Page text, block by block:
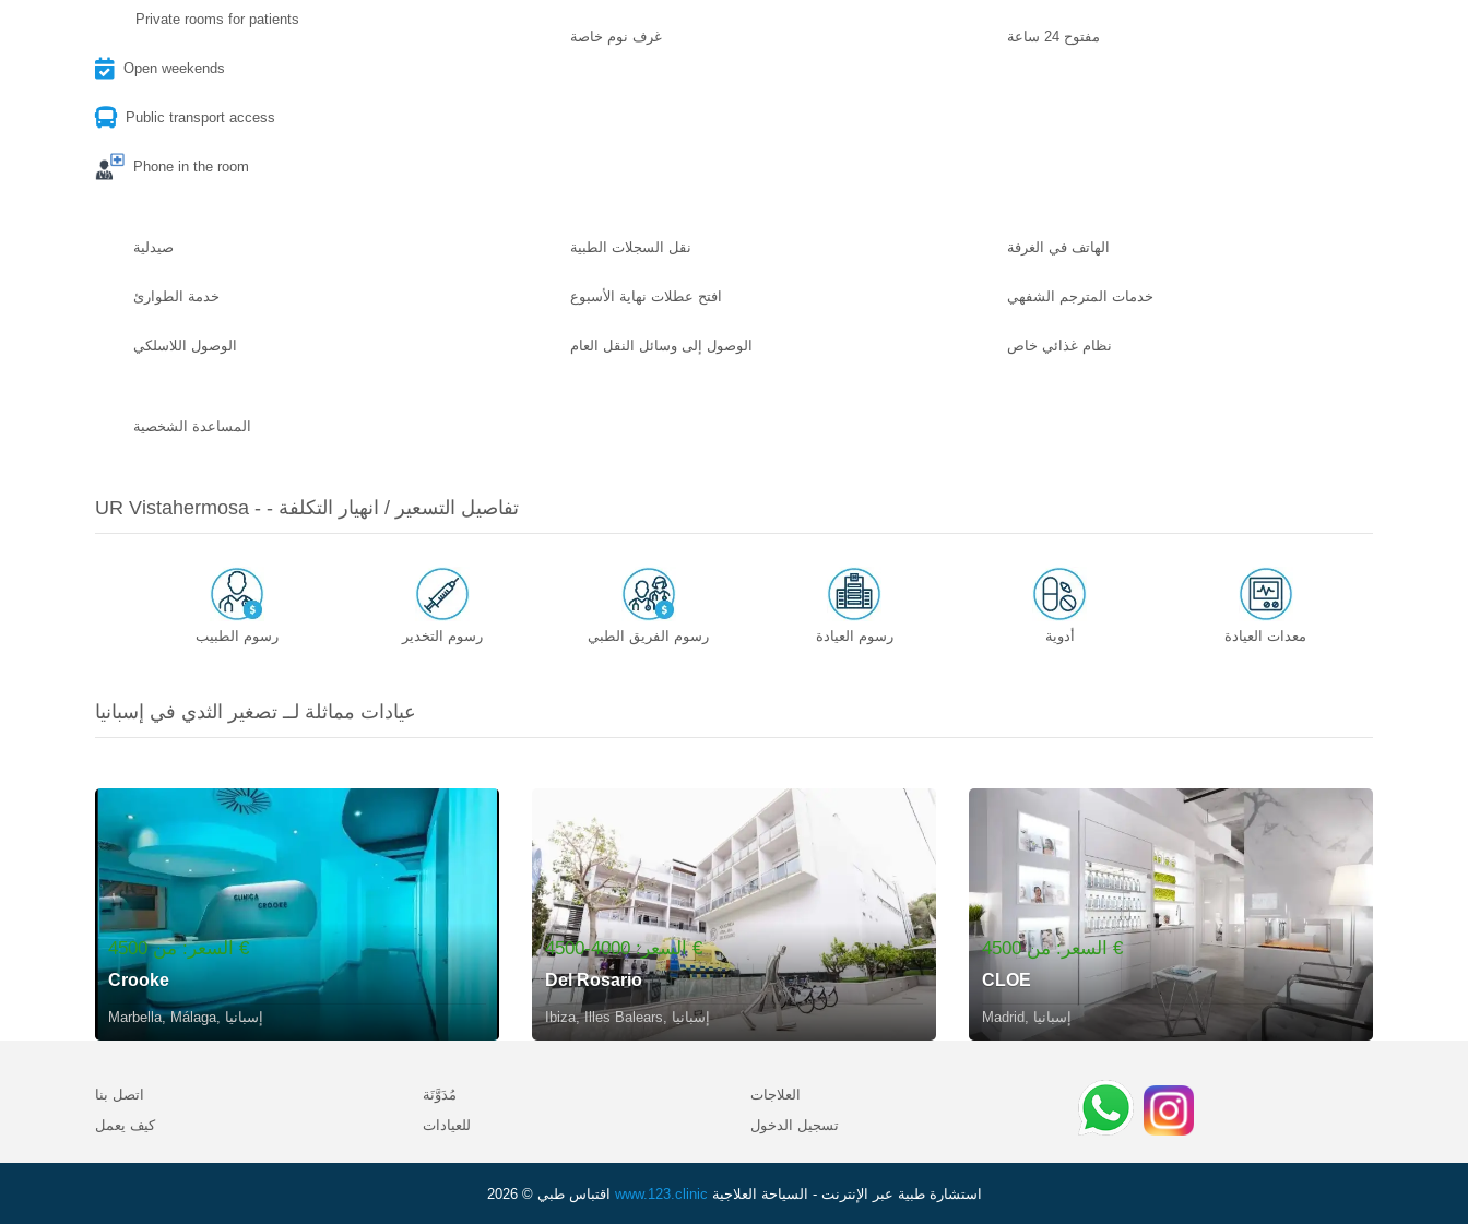
Private rooms for patients
Open weekends
Public transport access
Phone in the room
غرف نوم خاصة مفتوح 24 ساعة
صيدلية
خدمة الطوارئ
الوصول اللاسلكي
نقل السجلات الطبية
افتح عطلات نهاية الأسبوع
الوصول إلى وسائل النقل العام
الهاتف في الغرفة
خدمات المترجم الشفهي
نظام غذائي خاص
المساعدة الشخصية
UR Vistahermosa - - تفاصيل التسعير / انهيار التكلفة
رسوم الطبيب رسوم التخدير رسوم الفريق الطبي رسوم العيادة أدوية معدات العيادة
عيادات مماثلة لــ تصغير الثدي في إسبانيا
السعر: من 4500 €
Crooke
Marbella, Málaga, إسبانيا
السعر: 4000-4500 €
Del Rosario
Ibiza, Illes Balears, إسبانيا
السعر: من 4500 €
CLOE
Madrid, إسبانيا
اتصل بنا
كيف يعمل
مُدَوَّنَة
للعيادات
العلاجات
تسجيل الدخول
www.123.clinic استشارة طبية عبر الإنترنت - السياحة العلاجية